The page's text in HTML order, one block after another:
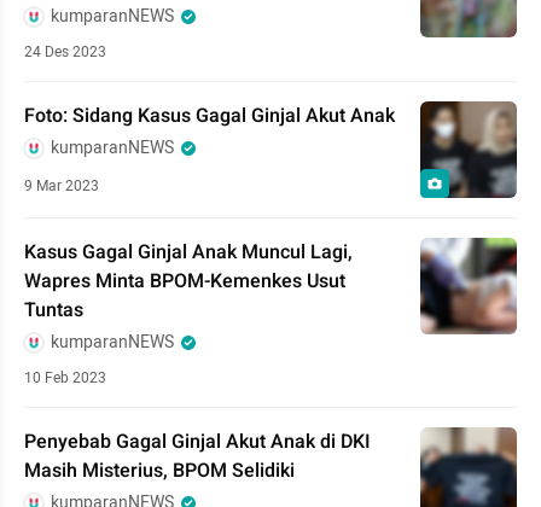
kumparanNEWS
24 Des 2023
Foto: Sidang Kasus Gagal Ginjal Akut Anak
kumparanNEWS
9 Mar 2023
Kasus Gagal Ginjal Anak Muncul Lagi,
Wapres Minta BPOM-Kemenkes Usut
Tuntas
kumparanNEWS
10 Feb 2023
Penyebab Gagal Ginjal Akut Anak di DKI
Masih Misterius, BPOM Selidiki